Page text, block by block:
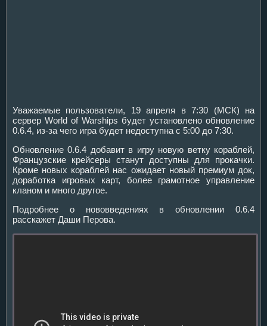
Уважаемые пользователи, 19 апреля в 7:30 (МСК) на
сервер World of Warships будет установлено обновление
0.6.4, из-за чего игра будет недоступна с 5:00 до 7:30.
Обновление 0.6.4 добавит в игру новую ветку кораблей,
Французские крейсеры станут доступны для прокачки.
Кроме новых кораблей нас ожидает новый премиум док,
доработка игровых карт, более грамотное управление
кланом и много другое.
Подробнее о нововведениях в обновлении 0.6.4
расскажет Даши Перова.